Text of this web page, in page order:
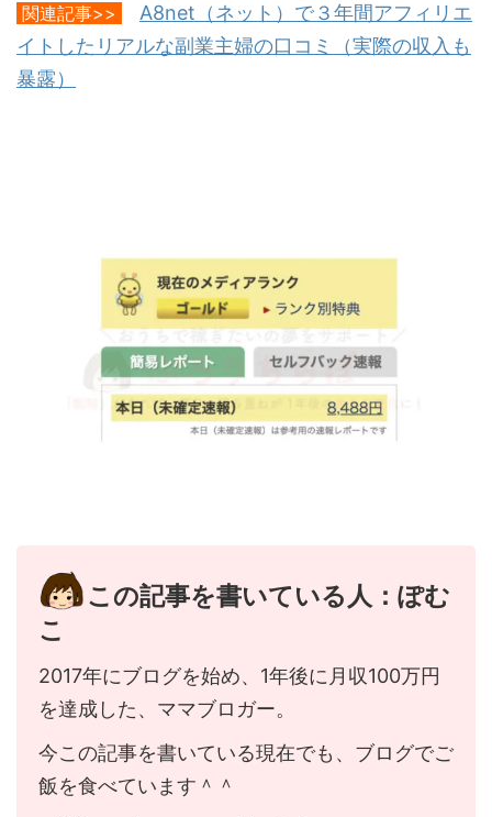
関連記事>>
A8net（ネット）で３年間アフィリエ
イトしたリアルな副業主婦の口コミ（実際の収入も
暴露）
この記事を書いている人：ぽむ
こ
2017年にブログを始め、1年後に月収100万円
を達成した、ママブロガー。
今この記事を書いている現在でも、ブログでご
飯を食べています＾＾